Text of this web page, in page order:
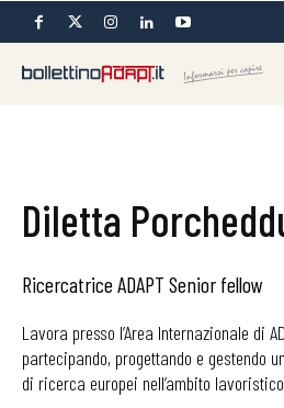
Diletta
Ricercatrice ADAPT Senior fellow
Lavora presso l’Area Internazionale di
partecipando, progettando e gestendo
di ricerca europei nell’ambito